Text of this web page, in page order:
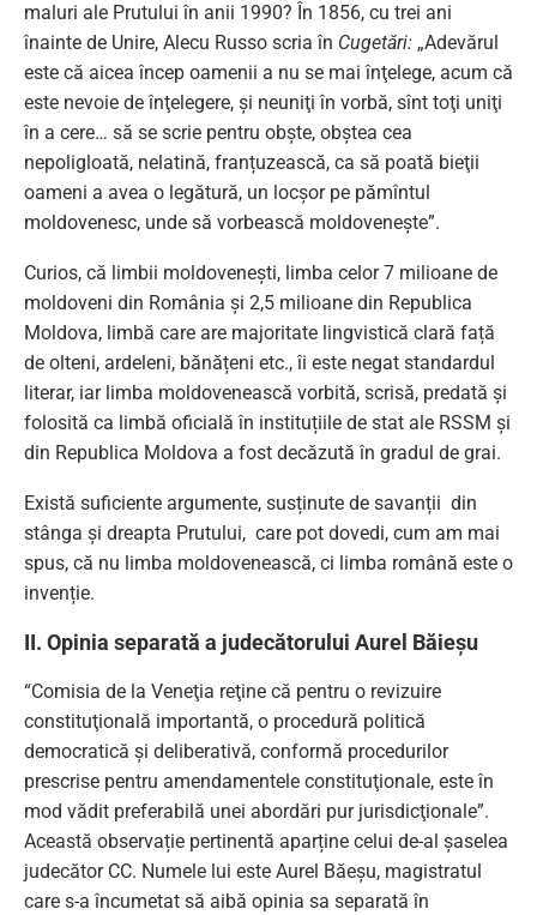
maluri ale Prutului în anii 1990? În 1856, cu trei ani
înainte de Unire, Alecu Russo scria în Cugetări: „Adevărul
este că aicea încep oamenii a nu se mai înţelege, acum că
este nevoie de înţelegere, şi neuniţi în vorbă, sînt toţi uniţi
în a cere… să se scrie pentru obşte, obştea cea
nepoligloată, nelatină, franțuzească, ca să poată bieţii
oameni a avea o legătură, un locşor pe pămîntul
moldovenesc, unde să vorbească moldoveneşte”.
Curios, că limbii moldovenești, limba celor 7 milioane de
moldoveni din România și 2,5 milioane din Republica
Moldova, limbă care are majoritate lingvistică clară față
de olteni, ardeleni, bănățeni etc., îi este negat standardul
literar, iar limba moldovenească vorbită, scrisă, predată și
folosită ca limbă oficială în instituțiile de stat ale RSSM și
din Republica Moldova a fost decăzută în gradul de grai.
Există suficiente argumente, susținute de savanții din
stânga și dreapta Prutului, care pot dovedi, cum am mai
spus, că nu limba moldovenească, ci limba română este o
invenție.
II. Opinia separată a judecătorului Aurel Băieșu
“Comisia de la Veneţia reţine că pentru o revizuire
constituţională importantă, o procedură politică
democratică şi deliberativă, conformă procedurilor
prescrise pentru amendamentele constituţionale, este în
mod vădit preferabilă unei abordări pur jurisdicţionale”.
Această observație pertinentă aparține celui de-al șaselea
judecător CC. Numele lui este Aurel Băeșu, magistratul
care s-a încumetat să aibă opinia sa separată în